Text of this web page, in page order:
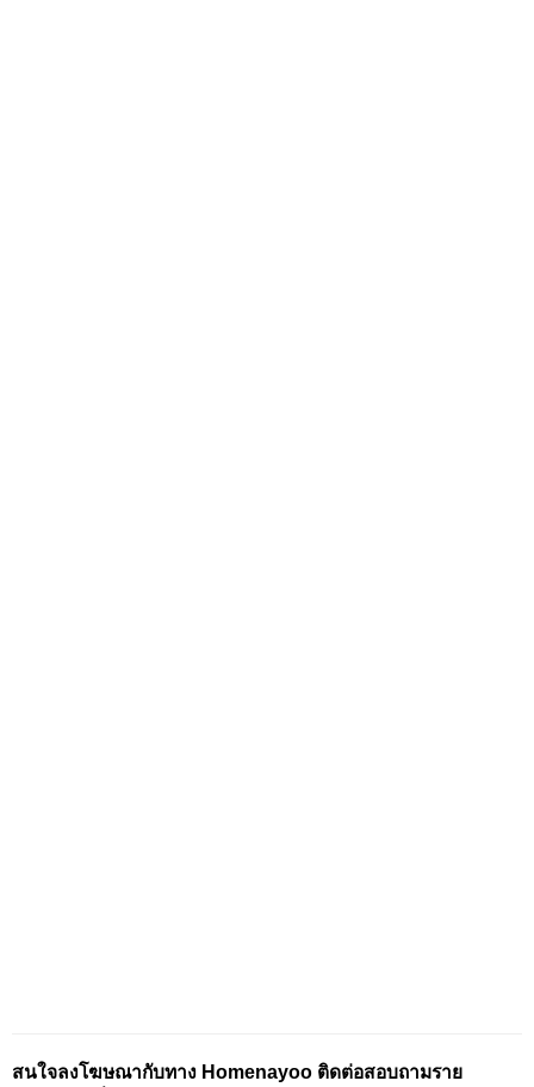
สนใจลงโฆษณากับทาง Homenayoo ติดต่อสอบถามราย